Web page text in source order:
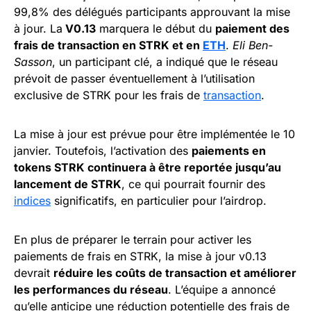
99,8% des délégués participants approuvant la mise
à jour. La V0.13 marquera le début du paiement des
frais de transaction en STRK et en ETH. Eli Ben-
Sasson, un participant clé, a indiqué que le réseau
prévoit de passer éventuellement à l’utilisation
exclusive de STRK pour les frais de transaction.
La mise à jour est prévue pour être implémentée le 10
janvier. Toutefois, l’activation des paiements en
tokens STRK continuera à être reportée jusqu’au
lancement de STRK, ce qui pourrait fournir des
indices significatifs, en particulier pour l’airdrop.
En plus de préparer le terrain pour activer les
paiements de frais en STRK, la mise à jour v0.13
devrait réduire les coûts de transaction et améliorer
les performances du réseau. L’équipe a annoncé
qu’elle anticipe une réduction potentielle des frais de